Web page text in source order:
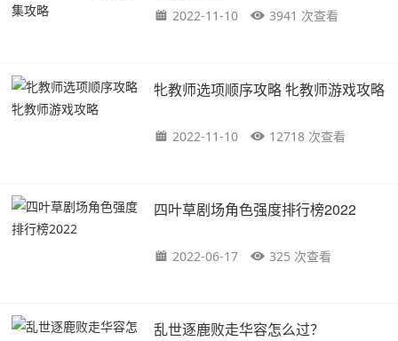
2022-11-10 3941 次查看
牝教师选项顺序攻略 牝教师游戏攻略
2022-11-10 12718 次查看
四叶草剧场角色强度排行榜2022
2022-06-17 325 次查看
乱世逐鹿败走华容怎么过？